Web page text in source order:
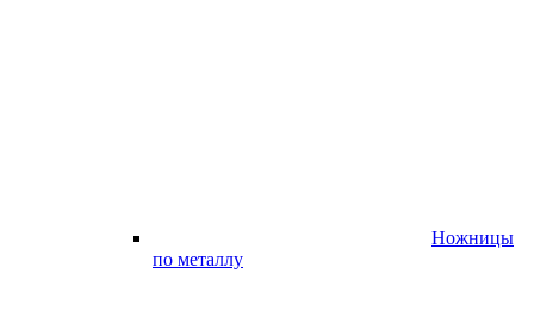
Ножницы
по металлу